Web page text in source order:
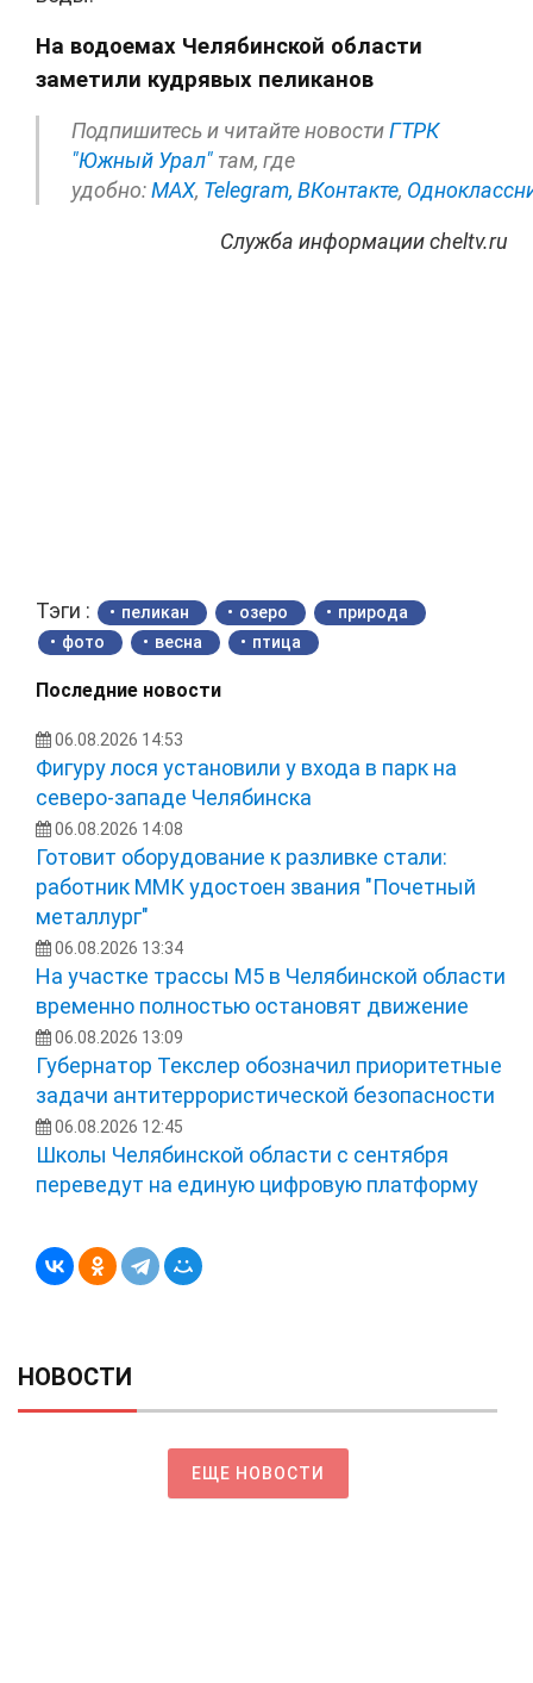
На водоемах Челябинской области
заметили кудрявых пеликанов
Подпишитесь и читайте новостиГТРК
"Южный Урал" там, где
удобно:МАХ, Telegram, ВКонтакте,
Служба информации cheltv.ru
Тэги : пеликан озеро
природа
фото
весна птица
Последние новости
06.08.2026 14:53
Фигуру лося установили у входа в парк на
северо-западе Челябинска
06.08.2026 14:08
Готовит оборудование к разливке стали:
работник ММК удостоен звания "Почетный
металлург"
06.08.2026 13:34
На участке трассы М5 в Челябинской области
временно полностью остановят движение
06.08.2026 13:09
Губернатор Текслер обозначил приоритетные
задачи антитеррористической безопасности
06.08.2026 12:45
Школы Челябинской области с сентября
переведут на единую цифровую платформу
НОВОСТИ
ЕЩЕ НОВОСТИ